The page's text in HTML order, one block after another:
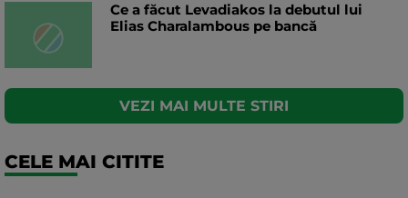
Ce a făcut Levadiakos la debutul lui
Elias Charalambous pe bancă
VEZI MAI MULTE STIRI
CELE MAI CITITE